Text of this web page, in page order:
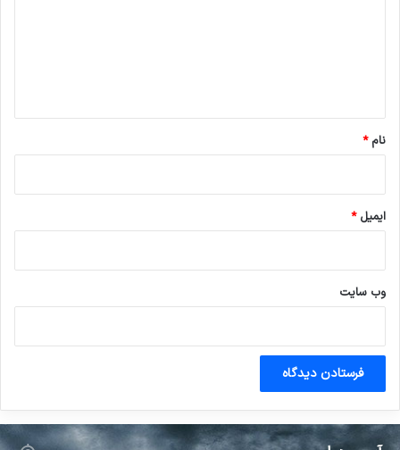
نام*
ایمیل*
وب‌ سایت